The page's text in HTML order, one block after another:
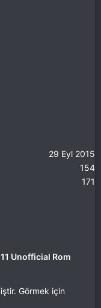
29 Eyl 2015
154
171
Unofficial Rom
Görmek için